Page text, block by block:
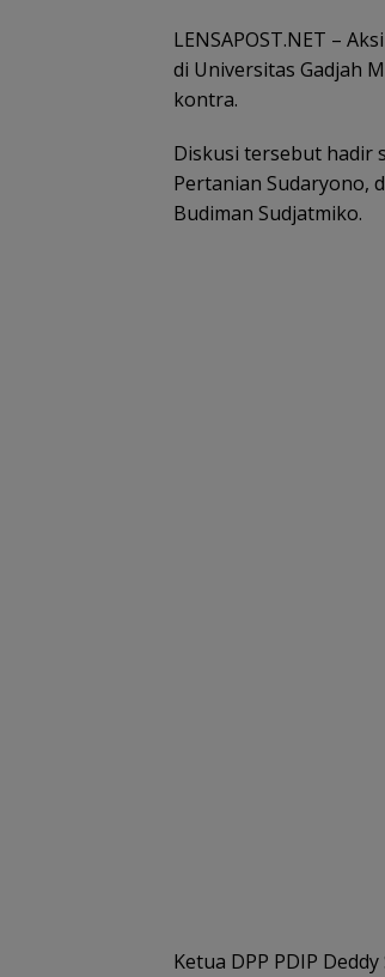
LENSAPOST.NET –
di Universitas Gadjah
kontra.
Diskusi tersebut hadir
Pertanian Sudaryono,
Budiman Sudjatmiko.
Ketua DPP PDIP